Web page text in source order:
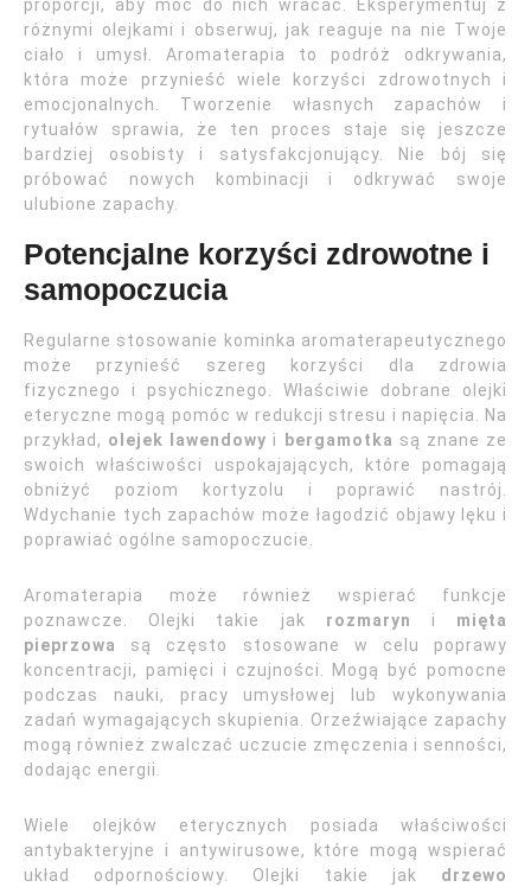
proporcji, aby móc do nich wracać. Eksperymentuj z
różnymi olejkami i obserwuj, jak reaguje na nie Twoje
ciało i umysł. Aromaterapia to podróż odkrywania,
która może przynieść wiele korzyści zdrowotnych i
emocjonalnych. Tworzenie własnych zapachów i
rytuałów sprawia, że ten proces staje się jeszcze
bardziej osobisty i satysfakcjonujący. Nie bój się
próbować nowych kombinacji i odkrywać swoje
ulubione zapachy.
Potencjalne korzyści zdrowotne i
samopoczucia
Regularne stosowanie kominka aromaterapeutycznego
może przynieść szereg korzyści dla zdrowia
fizycznego i psychicznego. Właściwie dobrane olejki
eteryczne mogą pomóc w redukcji stresu i napięcia. Na
przykład, olejek lawendowy i bergamotka są znane ze
swoich właściwości uspokajających, które pomagają
obniżyć poziom kortyzolu i poprawić nastrój.
Wdychanie tych zapachów może łagodzić objawy lęku i
poprawiać ogólne samopoczucie.
Aromaterapia może również wspierać funkcje
poznawcze. Olejki takie jak rozmaryn i mięta
pieprzowa
są często stosowane w celu poprawy
koncentracji, pamięci i czujności. Mogą być pomocne
podczas nauki, pracy umysłowej lub wykonywania
zadań wymagających skupienia. Orzeźwiające zapachy
mogą również zwalczać uczucie zmęczenia i senności,
dodając energii.
Wiele olejków eterycznych posiada właściwości
antybakteryjne i antywirusowe, które mogą wspierać
układ odpornościowy. Olejki takie jak drzewo